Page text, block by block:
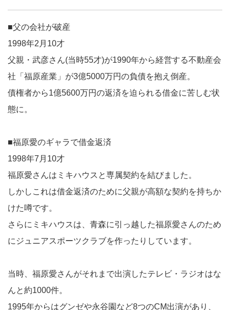
■父の会社が破産
1998年2月10才
父親・武彦さん(当時55才)が1990年から経営する不動産会
社「福原産業」が3億5000万円の負債を抱え倒産。
債権者から1億5600万円の返済を迫られる借金に苦しむ状
態に。
■福原愛のギャラで借金返済
1998年7月10才
福原愛さんはミキハウスと専属契約を結びました。
しかしこれは借金返済のために父親が高額な契約を持ちか
けた噂です。
さらにミキハウスは、青森に引っ越した福原愛さんのため
にジュニアスポーツクラブを作ったりしています。
当時、福原愛さんがそれまで出演したテレビ・ラジオはな
んと約1000件。
1995年からはグンゼや永谷園など8つのCM出演があり、